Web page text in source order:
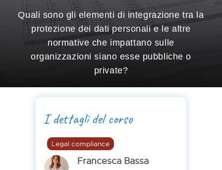
Quali sono gli elementi di integrazione tra la
protezione dei dati personali e le altre
normative che impattano sulle
organizzazioni siano esse pubbliche o
private?
I dettagli del corso
Legal compliance
Francesca Bassa